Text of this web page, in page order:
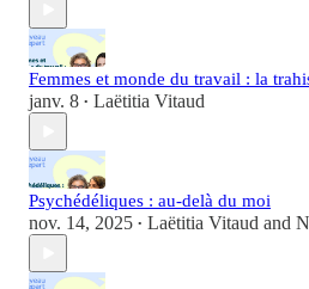
Femmes et monde du travail : la
janv. 8 • Laëtitia Vitaud
Psychédéliques : au-delà du moi
nov. 14, 2025 • Laëtitia Vitaud and